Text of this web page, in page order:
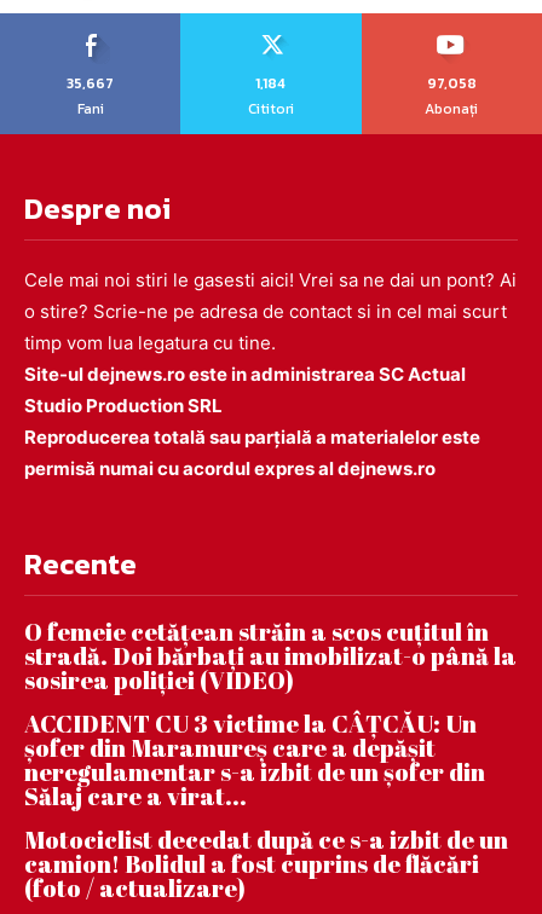
35,667
Fani
1,184
Cititori
97,058
Abonați
Despre noi
Cele mai noi stiri le gasesti aici! Vrei sa ne dai un pont? Ai
o stire? Scrie-ne pe adresa de contact si in cel mai scurt
timp vom lua legatura cu tine.
Site-ul dejnews.ro este in administrarea SC Actual
Studio Production SRL
Reproducerea totală sau parțială a materialelor este
permisă numai cu acordul expres al dejnews.ro
Recente
O femeie cetățean străin a scos cuțitul în
stradă. Doi bărbați au imobilizat-o până la
sosirea poliției (VIDEO)
ACCIDENT CU 3 victime la CÂȚCĂU: Un
șofer din Maramureș care a depășit
neregulamentar s-a izbit de un șofer din
Sălaj care a virat...
Motociclist decedat după ce s-a izbit de un
camion! Bolidul a fost cuprins de flăcări
(foto / actualizare)